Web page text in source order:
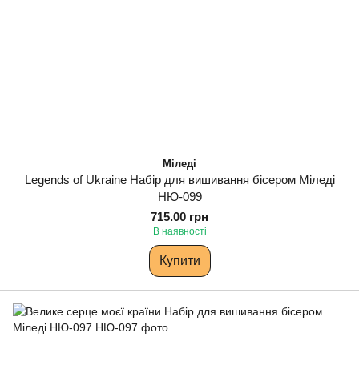
Міледі
Legends of Ukraine Набір для вишивання бісером Міледі
НЮ-099
715.00 грн
В наявності
Купити